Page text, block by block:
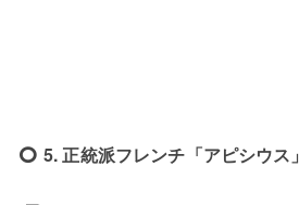
5. 正統派フレンチ「アピシウス」